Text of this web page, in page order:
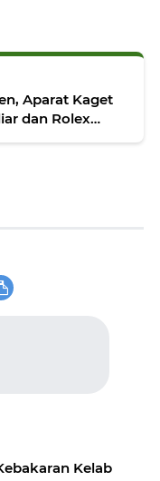
Aparat Kaget
dan Rolex
Kelab